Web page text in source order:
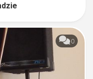
0